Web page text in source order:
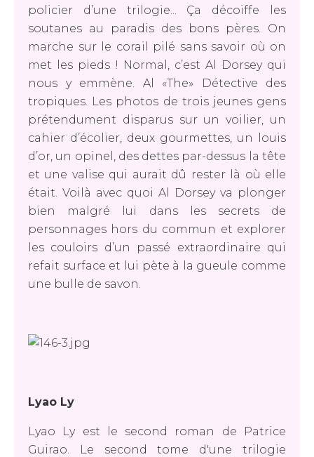
policier d’une trilogie... Ça décoiffe les
soutanes au paradis des bons pères. On
marche sur le corail pilé sans savoir où on
met les pieds ! Normal, c’est Al Dorsey qui
nous y emmène. Al «The» Détective des
tropiques. Les photos de trois jeunes gens
prétendument disparus sur un voilier, un
cahier d’écolier, deux gourmettes, un louis
d’or, un opinel, des dettes par-dessus la tête
et une valise qui aurait dû rester là où elle
était. Voilà avec quoi Al Dorsey va plonger
bien malgré lui dans les secrets de
personnages hors du commun et explorer
les couloirs d’un passé extraordinaire qui
refait surface et lui pète à la gueule comme
une bulle de savon.
Lyao Ly
Lyao Ly est le second roman de Patrice
Guirao. Le second tome d'une trilogie